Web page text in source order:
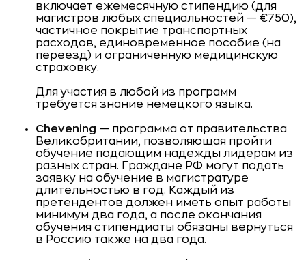
включает ежемесячную стипендию (для
магистров любых специальностей — €750),
частичное покрытие транспортных
расходов, единовременное пособие (на
переезд) и ограниченную медицинскую
страховку.
Для участия в любой из программ
требуется знание немецкого языка.
Chevening — программа от правительства
Великобритании, позволяющая пройти
обучение подающим надежды лидерам из
разных стран. Граждане РФ могут подать
заявку на обучение в магистратуре
длительностью в год. Каждый из
претендентов должен иметь опыт работы
минимум два года, а после окончания
обучения стипендиаты обязаны вернуться
в Россию также на два года.